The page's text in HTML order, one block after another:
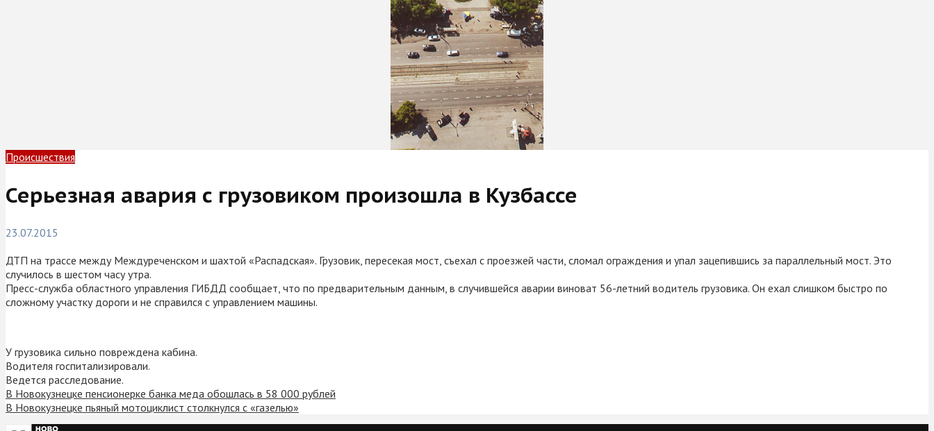
Происшествия
Серьезная авария с грузовиком произошла в Кузбассе
23.07.2015
ДТП на трассе между Междуреченском и шахтой «Распадская». Грузовик, пересекая мост, съехал с проезжей части, сломал ограждения и упал зацепившись за параллельный мост. Это
случилось в шестом часу утра.
Пресс-служба областного управления ГИБДД сообщает, что по предварительным данным, в случившейся аварии виноват 56-летний водитель грузовика. Он ехал слишком быстро по
сложному участку дороги и не справился с управлением машины.
У грузовика сильно повреждена кабина.
Водителя госпитализировали.
Ведется расследование.
В Новокузнецке пенсионерке банка меда обошлась в 58 000 рублей
В Новокузнецке пьяный мотоциклист столкнулся с «газелью»